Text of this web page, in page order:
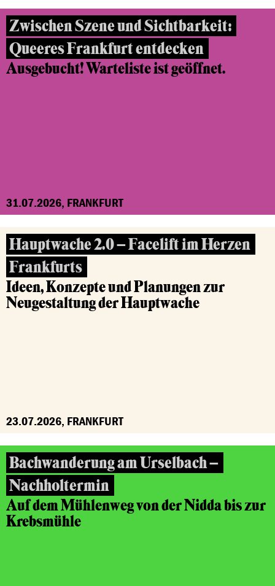
Zwischen Szene und Sichtbarkeit:
Queeres Frankfurt entdecken
Ausgebucht! Warteliste ist geöffnet.
31.07.2026, FRANKFURT
Hauptwache 2.0 – Facelift im Herzen
Frankfurts
Ideen, Konzepte und Planungen zur
Neugestaltung der Hauptwache
23.07.2026, FRANKFURT
Bachwanderung am Urselbach –
Nachholtermin
Auf dem Mühlenweg von der Nidda bis zur
Krebsmühle